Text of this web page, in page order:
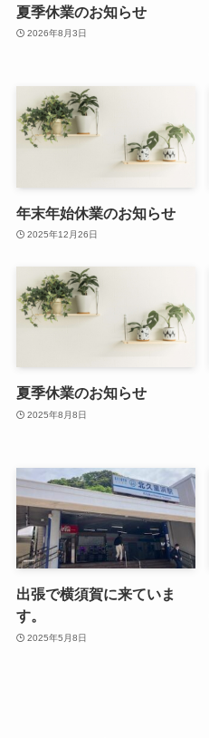
夏季休業のお知らせ
2026年8月3日
年末年始休業のお知らせ
2025年12月26日
夏季休業のお知らせ
2025年8月8日
出張で横須賀に来ていま
す。
2025年5月8日